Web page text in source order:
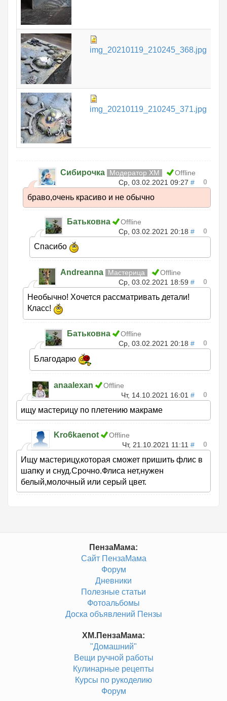
img_20210119_210245_368.jpg
img_20210119_210245_371.jpg
Сибирочка Модератор ХМ
Offline
Ср, 03.02.2021 09:27 # 0
браво,очень красиво и не обычно
Батьковна
Offline
Ср, 03.02.2021 20:18 # 0
Спасибо
Andreanna Мастерица
Offline
Ср, 03.02.2021 18:59 # 0
Необычно! Хочется рассматривать детали!
Класс!
Батьковна
Offline
Ср, 03.02.2021 20:18 # 0
Благодарю
anaalexan
Offline
Чт, 14.10.2021 16:01 # 0
ищу мастерицу по плетению макраме
Kro6kaenot
Offline
Чт, 21.10.2021 11:11 # 0
Ищу мастерицу,которая сможет пришить флис в
шапку и снуд.Срочно.Флиса нет,нужен
белый,молочный или серый цвет.
ПензаМама:
Сайт ПензаМама
Форум
Дневники
Полезные статьи
Фотоальбомы
Доска объявлений Пензы
ХМ.ПензаМама:
"Домашний"
Вещи ручной работы
Кулинарные рецепты
Курсы по рукоделию
Форум